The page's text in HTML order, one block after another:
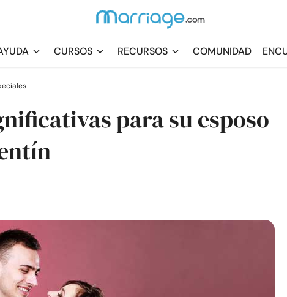
CURSOS RECURSOS COMUNIDAD
para su esposo